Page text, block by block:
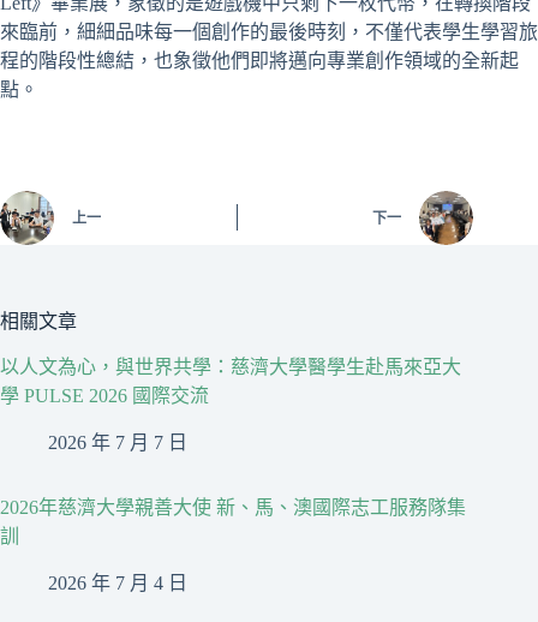
來臨前，細細品味每一個創作的最後時刻，不僅代表學生學習旅
程的階段性總結，也象徵他們即將邁向專業創作領域的全新起
點。
上一 下一
相關文章
以人文為心，與世界共學：慈濟大學醫學生赴馬來亞大
學 PULSE 2026 國際交流
2026 年 7 月 7 日
2026年慈濟大學親善大使 新、馬、澳國際志工服務隊集
訓
2026 年 7 月 4 日